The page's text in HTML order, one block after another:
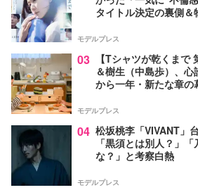
タイトル決定の裏側
モデルプレス
03
【Tシャツが乾くまで 第5話】咲子（蒼井優）
＆樹生（中島歩）、
から一年・新たな章の
モデルプレス
04 松坂桃李「VIVANT」
「黒須とは別人？」
な？」と考察白熱
モデルプレス